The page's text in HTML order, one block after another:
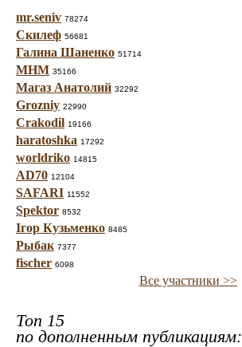
mr.seniv 78274
Скилеф 56681
Галина Шаненко 51714
МНМ 35166
Магаз Анатолий 32292
Grozniy 22990
Crakodil 19166
haratoshka 17292
worldriko 14815
AD70 12104
SAFARI 11552
Spektor 8532
Ігор Кузьменко 8485
Рыбак 7377
fischer 6098
Все участники >>
Топ 15
по дополненным публикациям: